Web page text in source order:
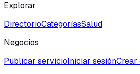
Explorar
DirectorioCategoríasSalud
Negocios
Publicar servicioIniciar sesiónCrear